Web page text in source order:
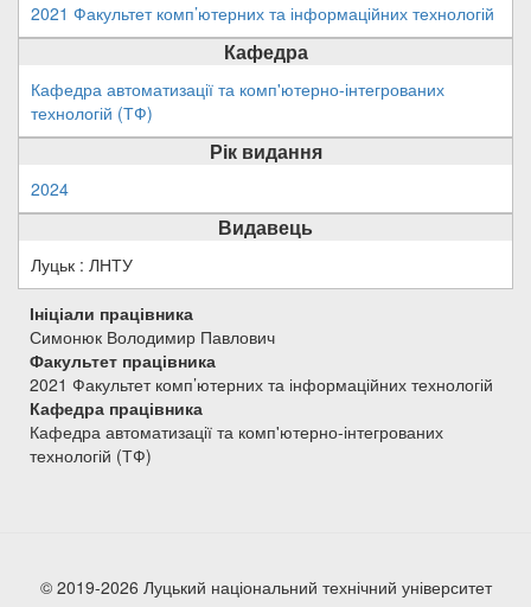
2021 Факультет комп’ютерних та інформаційних технологій
Кафедра
Кафедра автоматизації та комп'ютерно-інтегрованих
технологій (ТФ)
Рік видання
2024
Видавець
Луцьк : ЛНТУ
Ініціали працівника
Симонюк Володимир Павлович
Факультет працівника
2021 Факультет комп’ютерних та інформаційних технологій
Кафедра працівника
Кафедра автоматизації та комп'ютерно-інтегрованих
технологій (ТФ)
© 2019-2026 Луцький національний технічний університет